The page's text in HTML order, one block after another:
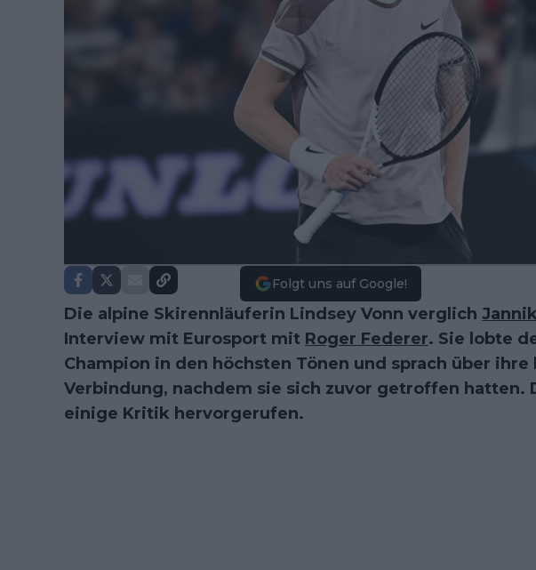
Folgt uns auf Google!
Die alpine Skirennläuferin Lindsey Vonn verglich
Interview mit Eurosport mit Roger Federer. Sie lobte
Champion in den höchsten Tönen und sprach über ihre
Verbindung, nachdem sie sich zuvor getroffen hatten.
einige Kritik hervorgerufen.